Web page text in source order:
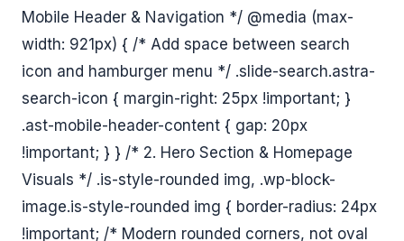
Mobile Header & Navigation */ @media (max-
width: 921px) { /* Add space between search
icon and hamburger menu */ .slide-search.astra-
search-icon { margin-right: 25px !important; }
.ast-mobile-header-content { gap: 20px
!important; } } /* 2. Hero Section & Homepage
Visuals */ .is-style-rounded img, .wp-block-
image.is-style-rounded img { border-radius: 24px
!important; /* Modern rounded corners, not oval